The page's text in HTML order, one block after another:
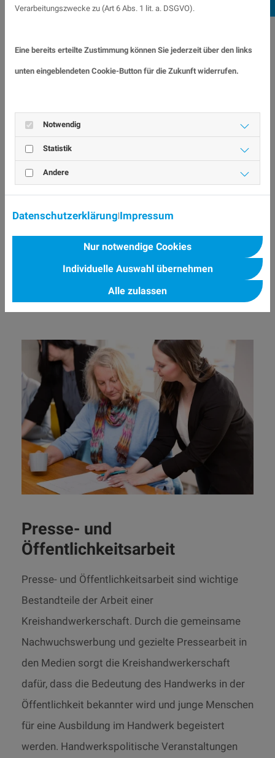
Kreishandwerkerschaft-Newsletter und
Kreishandwerkerschaft-Aktuell, die regelmäßig
informieren. Gewerksspezifische Informationen
auf dem neuesten Stand zu halten, um im
Wettbewerb bestehen zu können.
Presse- und
Öffentlichkeitsarbeit
Presse- und Öffentlichkeitsarbeit sind wichtige
Bestandteile der Arbeit einer
Kreishandwerkerschaft. Durch die gemeinsame
Nachwuchswerbung und gezielte Pressearbeit in
den Medien sorgt die Kreishandwerkerschaft
dafür, dass die Bedeutung des Handwerks in der
Öffentlichkeit bekannter wird und junge Menschen
für eine Ausbildung im Handwerk begeistert
werden. Handwerkspolitische Veranstaltungen
Verarbeitungszwecke zu (Art 6 Abs. 1 lit. a. DSGVO).
Eine bereits erteilte Zustimmung können Sie jederzeit über den links
unten eingeblendeten Cookie-Button für die Zukunft widerrufen.
Notwendig
Statistik
Andere
Datenschutzerklärung|Impressum
Nur notwendige Cookies
Individuelle Auswahl übernehmen
Alle zulassen